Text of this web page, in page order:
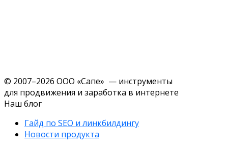
© 2007–2026 ООО «Сапе» — инструменты
для продвижения и заработка в интернете
Наш блог
Гайд по SEO и линкбилдингу
Новости продукта